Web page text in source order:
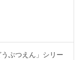
ぶつえん」シリー